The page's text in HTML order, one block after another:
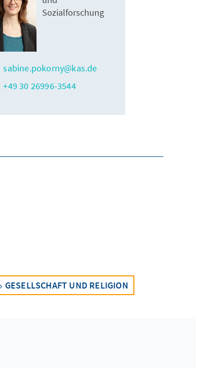
Sozialforschung
sabine.pokorny@kas.de
+49 30 26996-3544
GESELLSCHAFT UND RELIGION